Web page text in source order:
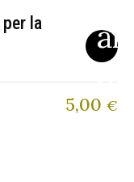
la
5,00 €